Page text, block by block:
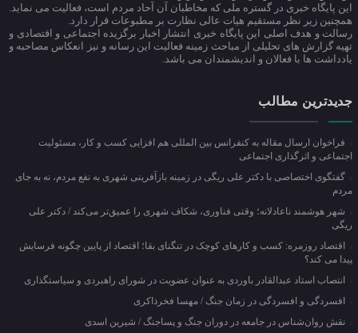
این پایگاه خبری در گستره ملی که مخاطبان آن آحاد مردم است، فعالیت می نماید.
همچنین زیر نظر مستقیم هیات عالی نظارت بر مطبوعات قرار دارد.
رسالت و هدف اصلی این پایگاه خبری انتشار اخبار برگزیده اجتماعی و اقتصادی و
تهیه گزارش های تحلیلی از مباحث زمینه فعالیت این رسانه و نیز انعکاس مصاحبه و
یادداشت ها با فعالان و اندیشمندان می باشد.
جدیدترین مطالب
فراخوان ارسال مقاله به کنفرانس بین المللی هم افزایی کسب و کار، مسئولیت
اجتماعی و اثرگذاری اجتماعی
گفتگوی اختصاصی با دکتر علی ریگی در زمینه بازآفرینی شهری به نفع مردم، نه به جای
مردم
شهر هوشمند ناعادلانه؛ وقتی فناوری، شکاف شهری را عمیق‌تر می‌کند / دکتر علی
ریگی
اقتصاد روزمره: کسب‌ و کارهای کوچک در تنگنای بقا؛ اقتصاد از پایین چگونه فرسایش
پیدا می کند؟
انتصاب استاد عبدالقادر باوردی به عنوان عضویت در شورای راهبردی و سیاستگذاری
افسردگی و افسردگی در زمان جنگ / مهسا فخرذاکری
نقش روان‌شناس در جامعه در دوران جنگ و پساجنگ / شیرین اسدی